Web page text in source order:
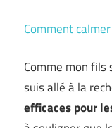
Comment
Comme mon
suis allé à la
efficaces pour